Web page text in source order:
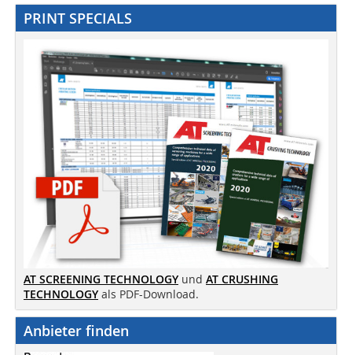
PRINT SPECIALS
AT SCREENING TECHNOLOGY und AT CRUSHING
TECHNOLOGY als PDF-Download.
Anbieter finden